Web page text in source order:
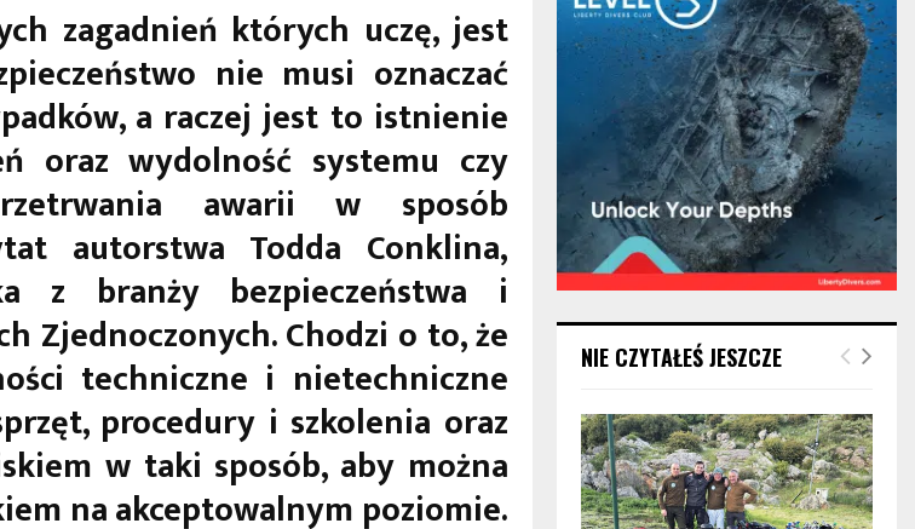
zagadnień których uczę, jest
nie musi oznaczać
a raczej jest to istnienie
oraz wydolność systemu czy
awarii w sposób
autorstwa Todda Conklina,
z branży bezpieczeństwa i
Zjednoczonych. Chodzi o to, że
techniczne i nietechniczne
procedury i szkolenia oraz
w taki sposób, aby można
na akceptowalnym poziomie.
NIE CZYTAŁEŚ JESZCZE